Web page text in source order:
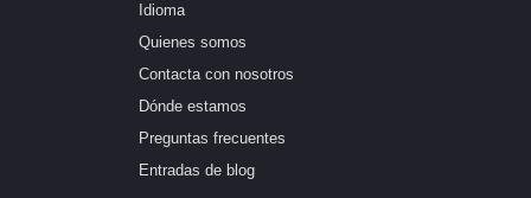
Idioma
Quienes somos
Contacta con nosotros
Dónde estamos
Preguntas frecuentes
Entradas de blog